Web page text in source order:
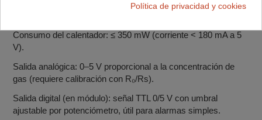
Consumo del calentador: ≤ 350 mW (corriente < 180 mA a 5
V).
Salida analógica: 0–5 V proporcional a la concentración de
gas (requiere calibración con R₀/Rs).
Salida digital (en módulo): señal TTL 0/5 V con umbral
ajustable por potenciómetro, útil para alarmas simples.
Política de privacidad y cookies